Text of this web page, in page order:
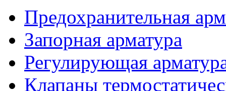
Предохранительная
Запорная арматура
Регулирующая
Клапаны